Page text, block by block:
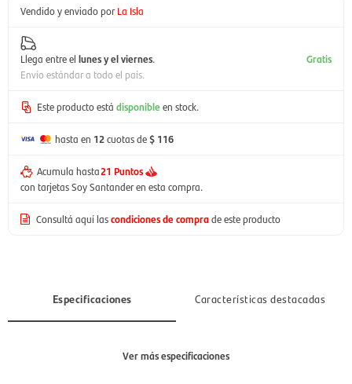
Vendido y enviado por La Isla
Llega entre el lunes y el viernes.
Envío estándar a todo el país.
Gratis
Este producto está disponible en stock.
hasta en 12cuotas de$ 116
Acumula hasta21 Puntos
con tarjetas Soy Santander en esta compra.
Consultá aquí lascondiciones de comprade este producto
Especificaciones Características destacadas
Hombre, Mujer
Ver más especificaciones